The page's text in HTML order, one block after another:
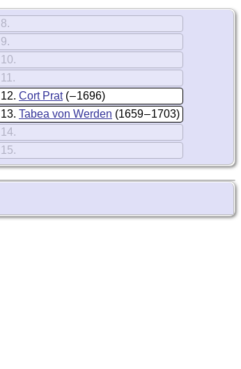
8
9
10
11
12 Cort Prat ( – 1696)
13 Tabea von Werden (1659 – 1703)
14
15